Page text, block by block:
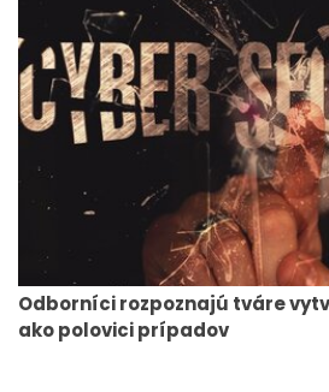
Odborníci rozpoznajú tváre
ako polovici prípadov